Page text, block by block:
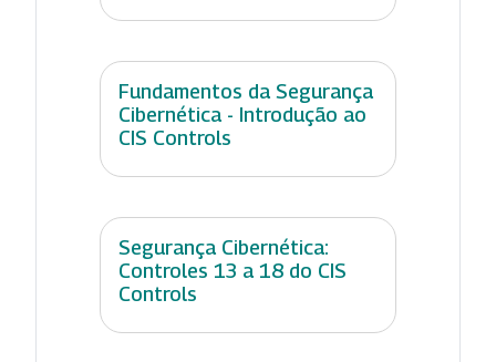
Fundamentos da Segurança
Cibernética - Introdução ao
CIS Controls
Segurança Cibernética:
Controles 13 a 18 do CIS
Controls